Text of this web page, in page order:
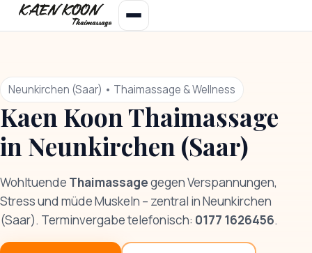
Neunkirchen (Saar) • Thaimassage & Wellness
Kaen Koon Thaimassage
in Neunkirchen (Saar)
Wohltuende Thaimassagegegen Verspannungen,
Stress und müde Muskeln – zentral in Neunkirchen
(Saar). Terminvergabe telefonisch: 0177 1626456.